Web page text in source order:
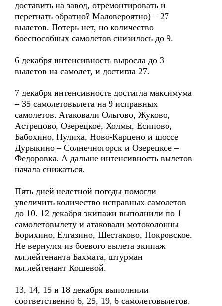
доставить на завод, отремонтировать и
перегнать обратно? Маловероятно) – 27
вылетов. Потерь нет, но количество
боеспособных самолетов снизилось до 9.
6 декабря интенсивность выросла до 3
вылетов на самолет, и достигла 27.
7 декабря интенсивность достигла максимума
– 35 самолетовылета на 9 исправных
самолетов. Атаковали Ольгово, Жуково,
Астрецово, Озерецкое, Холмы, Есипово,
Бабохино, Пулиха, Ново-Карцено и шоссе
Дурыкино – Солнечногорск и Озерецкое –
Федоровка. А дальше интенсивность вылетов
начала снижаться.
Пять дней нелетной погоды помогли
увеличить количество исправных самолетов
до 10. 12 декабря экипажи выполнили по 1
самолетовылету и атаковали мотоколонны
Борихино, Елгазино, Шестаково, Покровское.
Не вернулся из боевого вылета экипаж
мл.лейтенанта Бахмата, штурман
мл.лейтенант Кошевой.
13, 14, 15 и 18 декабря выполнили
соответственно 6, 25, 19, 6 самолетовылетов.